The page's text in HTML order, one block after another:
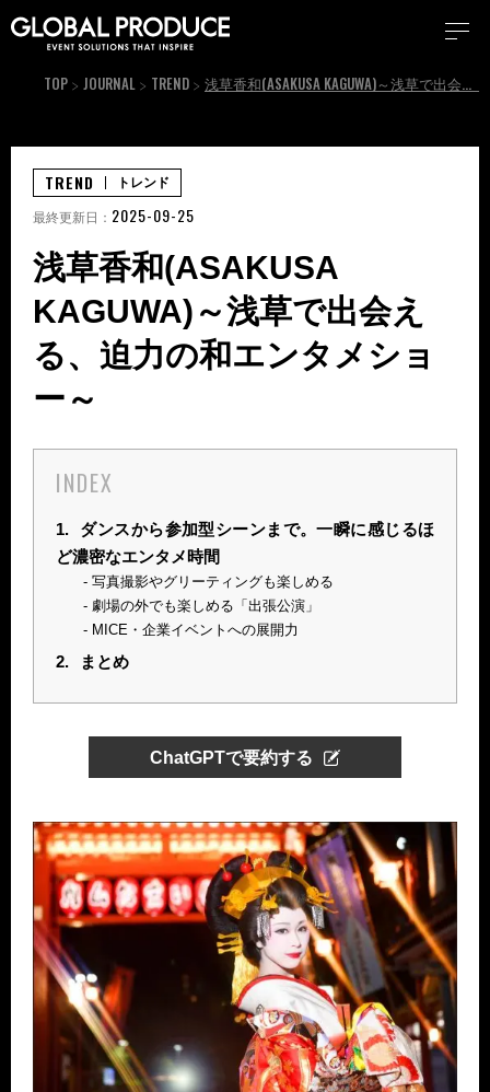
TOP JOURNAL TREND 浅草香和(ASAKUSA KAGUWA)～浅草で出会える、迫力の和エンタメショー～
浅草香和(ASAKUSA
KAGUWA)～浅草で出会え
る、迫力の和エンタメショ
ー～
INDEX
1.
ダンスから参加型シーンまで。一瞬に感じるほ
ど濃密なエンタメ時間
写真撮影やグリーティングも楽しめる
劇場の外でも楽しめる「出張公演」
MICE・企業イベントへの展開力
2. まとめ
ChatGPTで要約する
TREND トレンド
最終更新日： 2025-09-25